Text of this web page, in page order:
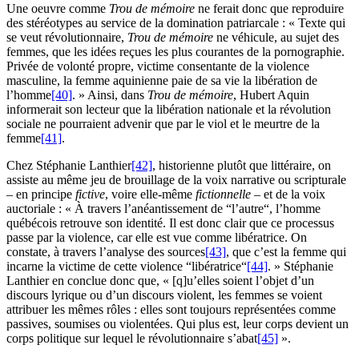
Une oeuvre comme Trou de mémoire ne ferait donc que reproduire
des stéréotypes au service de la domination patriarcale : « Texte qui
se veut révolutionnaire, Trou de mémoire ne véhicule, au sujet des
femmes, que les idées reçues les plus courantes de la pornographie.
Privée de volonté propre, victime consentante de la violence
masculine, la femme aquinienne paie de sa vie la libération de
l’homme[40]. » Ainsi, dans Trou de mémoire, Hubert Aquin
informerait son lecteur que la libération nationale et la révolution
sociale ne pourraient advenir que par le viol et le meurtre de la
femme[41].
Chez Stéphanie Lanthier[42], historienne plutôt que littéraire, on
assiste au même jeu de brouillage de la voix narrative ou scripturale
– en principe fictive, voire elle-même fictionnelle – et de la voix
auctoriale : « À travers l’anéantissement de “l’autre“, l’homme
québécois retrouve son identité. Il est donc clair que ce processus
passe par la violence, car elle est vue comme libératrice. On
constate, à travers l’analyse des sources[43], que c’est la femme qui
incarne la victime de cette violence “libératrice“[44]. » Stéphanie
Lanthier en conclue donc que, « [q]u’elles soient l’objet d’un
discours lyrique ou d’un discours violent, les femmes se voient
attribuer les mêmes rôles : elles sont toujours représentées comme
passives, soumises ou violentées. Qui plus est, leur corps devient un
corps politique sur lequel le révolutionnaire s’abat[45] ».